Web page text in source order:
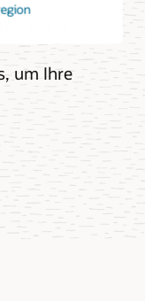
Oracle
um Ihre